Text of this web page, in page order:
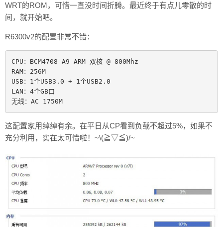
WRT的ROM，可惜一直没时间折腾。最近终于有点儿零散的时
间，就开始吧。
R6300v2的配置非常不错：
CPU：BCM4708 A9 ARM 双核 @ 800Mhz
RAM：256M
USB：1个USB3.0 + 1个USB2.0
LAN：4个GB口
这配置家用绰绰有余。在平日从CP看到负载不超过5%，如果不
充分利用，实在太可惜啦！~\(≧▽≦)/~